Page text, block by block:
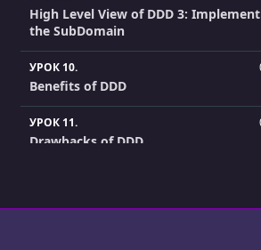
High Level View of DDD 3:
the SubDomain
УРОК 10.
Benefits of DDD
УРОК 11.
Drawbacks of DDD